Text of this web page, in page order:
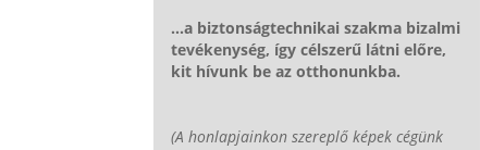
...a biztonságtechnikai szakma bizalmi
tevékenység, így célszerű látni előre,
kit hívunk be az otthonunkba.
(A honlapjainkon szereplő képek cégünk